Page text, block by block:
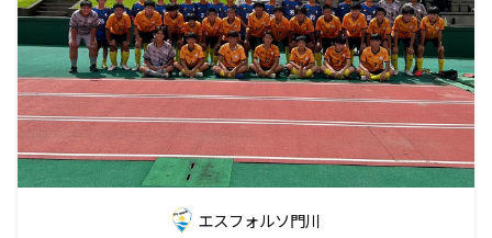
エスフォルソ門川